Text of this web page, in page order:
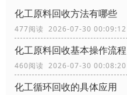
化工原料回收方法有哪些
477阅读 2026-07-30 00:09:12
化工原料回收基本操作流程
460阅读 2026-07-30 00:08:20
化工循环回收的具体应用